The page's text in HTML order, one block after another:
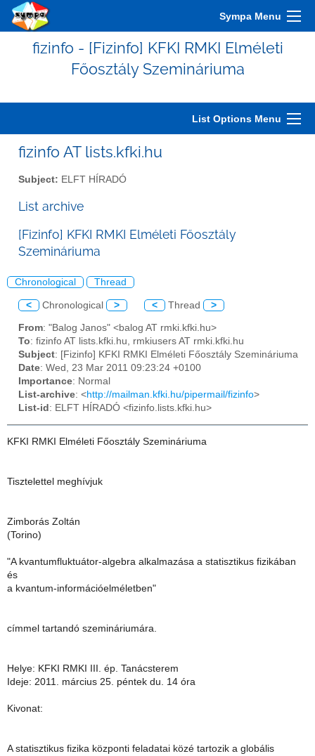
Sympa Menu
fizinfo - [Fizinfo] KFKI RMKI Elméleti
Főosztály Szemináriuma
List Options Menu
fizinfo AT lists.kfki.hu
Subject: ELFT HÍRADÓ
List archive
[Fizinfo] KFKI RMKI Elméleti Főosztály
Szemináriuma
Chronological Thread
< Chronological > < Thread >
From: "Balog Janos" <balog AT rmki.kfki.hu>
To: fizinfo AT lists.kfki.hu, rmkiusers AT rmki.kfki.hu
Subject: [Fizinfo] KFKI RMKI Elméleti Főosztály Szemináriuma
Date: Wed, 23 Mar 2011 09:23:24 +0100
Importance: Normal
List-archive: <http://mailman.kfki.hu/pipermail/fizinfo>
List-id : ELFT HÍRADÓ <fizinfo.lists.kfki.hu>
KFKI RMKI Elméleti Főosztály Szemináriuma
Tisztelettel meghívjuk
Zimborás Zoltán
(Torino)
"A kvantumfluktuátor-algebra alkalmazása a statisztikus fizikában
és
a kvantum-információelméletben"
címmel tartandó szemináriumára.
Helye: KFKI RMKI III. ép. Tanácsterem
Ideje: 2011. március 25. péntek du. 14 óra
Kivonat:
A statisztikus fizika központi feladatai közé tartozik a globális